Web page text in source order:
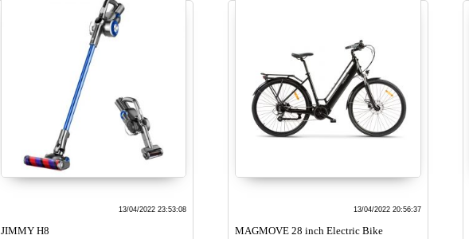
13/04/2022 23:53:08
JIMMY H8
13/04/2022 20:56:37
MAGMOVE 28 inch Electric Bike